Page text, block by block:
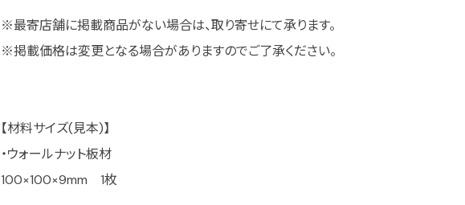
※最寄店舗に掲載商品がない場合は、取り寄せにて承ります。
※掲載価格は変更となる場合がありますのでご了承ください。
【材料サイズ(見本)】
・ウォールナット板材
100×100×9mm 1枚